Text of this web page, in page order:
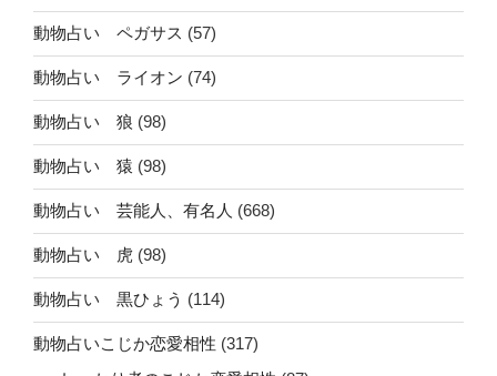
動物占い ペガサス (57)
動物占い ライオン (74)
動物占い 狼 (98)
動物占い 猿 (98)
動物占い 芸能人、有名人 (668)
動物占い 虎 (98)
動物占い 黒ひょう (114)
動物占いこじか恋愛相性 (317)